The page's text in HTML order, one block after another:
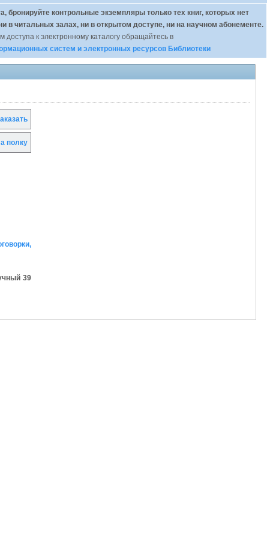
бронируйте контрольные экземпляры только тех книг, которых нет
в читальных залах, ни в открытом доступе, ни на научном абонементе.
доступа к электронному каталогу обращайтесь в
систем и электронных ресурсов Библиотеки
полку
39